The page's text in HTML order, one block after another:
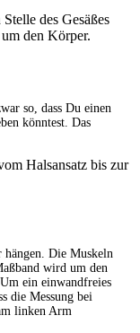
so, dass Du einen
könntest. Das
hängen. Die Muskeln
wird um den
ein einwandfreies
die Messung bei
linken Arm